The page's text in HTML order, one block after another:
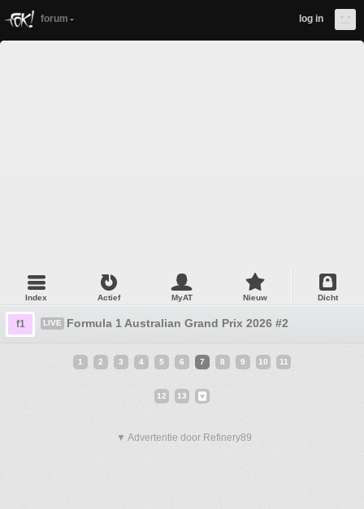
forum log in
Index Actief MyAT Nieuw Dicht
f1 LIVE Formula 1 Australian Grand Prix 2026 #2
1 2 3 4 5 6 7 8 9 10 11
12 13
▼ Advertentie door Refinery89